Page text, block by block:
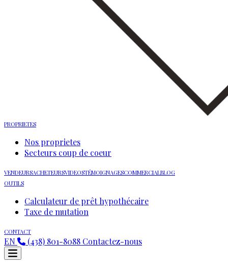
PROPRIETES
Nos proprietes
Secteurs coup de coeur
VENDEURSACHETEURSVIDEOSTÉMOIGNAGESCOMMERCIALBLOG
OUTILS
Calculateur de prêt hypothécaire
Taxe de mutation
CONTACT
EN (438) 801-8088 Contactez-nous